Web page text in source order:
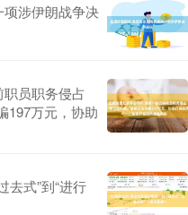
涉伊朗战争决
员职务侵占
197万元，协助
去式”到“进行